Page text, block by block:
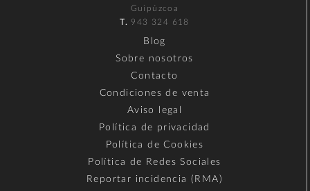
Guipúzcoa
T. 943 324 618
Blog
Sobre nosotros
Contacto
Condiciones de venta
Aviso legal
Política de privacidad
Política de Cookies
Política de Redes Sociales
Reportar incidencia (RMA)